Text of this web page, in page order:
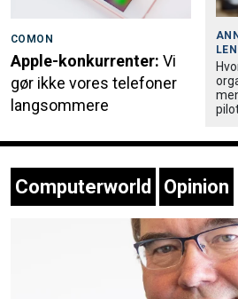
COMON
Apple-konkurrenter: Vi
gør ikke vores telefoner
langsommere
Computerworld Opinion